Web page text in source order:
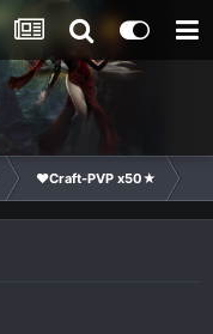
❤Craft-PVP x50★